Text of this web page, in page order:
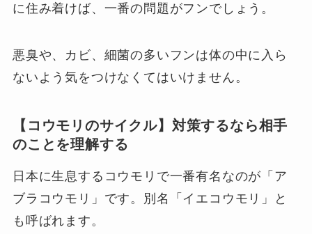
に住み着けば、一番の問題がフンでしょう。
悪臭や、カビ、細菌の多いフンは体の中に入ら
ないよう気をつけなくてはいけません。
【コウモリのサイクル】対策するなら相手
のことを理解する
日本に生息するコウモリで一番有名なのが「ア
ブラコウモリ」です。別名「イエコウモリ」と
も呼ばれます。